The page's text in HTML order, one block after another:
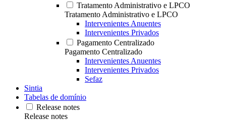
Tratamento Administrativo e LPCO
Tratamento Administrativo e LPCO
Intervenientes Anuentes
Intervenientes Privados
Pagamento Centralizado
Pagamento Centralizado
Intervenientes Anuentes
Intervenientes Privados
Sefaz
Sintia
Tabelas de domínio
Release notes
Release notes